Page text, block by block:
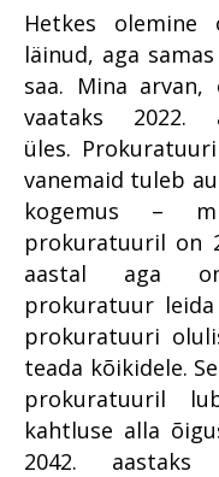
Hetkes
läinud, aga
saa. Mina
vaataks 2022.
üles.
vanemaid tuleb
kogemus –
prokuratuuril on
aastal aga
prokuratuur
prokuratuuri
teada kõikidele.
prokuratuuril
kahtluse alla
2042.